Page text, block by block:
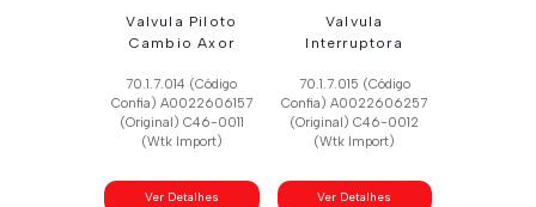
Valvula Piloto
Cambio Axor
70.1.7.014 (Código
Confia) A0022606157
(Original) C46-0011
(Wtk Import)
Ver Detalhes
Valvula
Interruptora
70.1.7.015 (Código
Confia) A0022606257
(Original) C46-0012
(Wtk Import)
Ver Detalhes